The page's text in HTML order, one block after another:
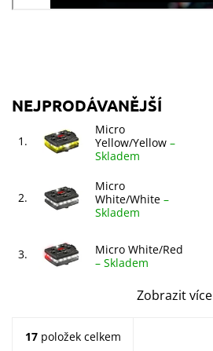
NEJPRODÁVANĚJŠÍ
1.
Micro
Yellow/Yellow –
Skladem
2.
Micro
White/White –
Skladem
3.
Micro White/Red
– Skladem
Zobrazit více
17 položek celkem